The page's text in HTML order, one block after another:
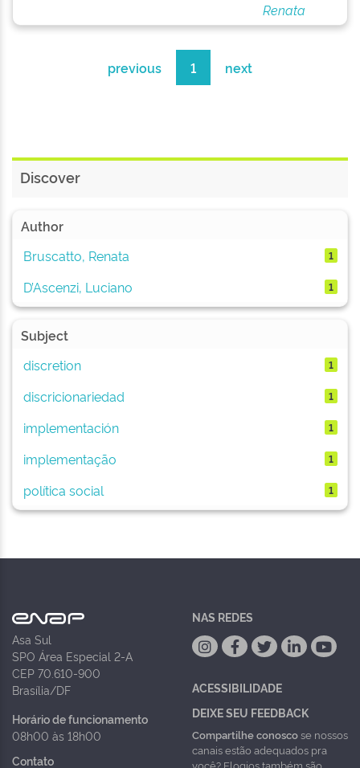
Renata
previous 1 next
Discover
Author
Bruscatto, Renata
1
D’Ascenzi, Luciano 1
Subject
discretion
1
discricionariedad 1
implementación 1
implementação 1
política social 1
Asa Sul
SPO Área Especial 2-A
CEP 70.610-900
Brasília/DF
Horário de funcionamento
08h00 às 18h00
Contato
NAS REDES
ACESSIBILIDADE
DEIXE SEU FEEDBACK
Compartilhe conoscose nossos
canais estão adequados pra
você? Elogios também são